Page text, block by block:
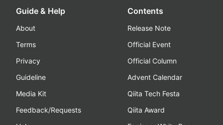
Guide & Help
About
Terms
Privacy
Guideline
Media Kit
Feedback/Requests
Contents
Release Note
Official Event
Official Column
Advent Calendar
Qiita Tech Festa
Qiita Award